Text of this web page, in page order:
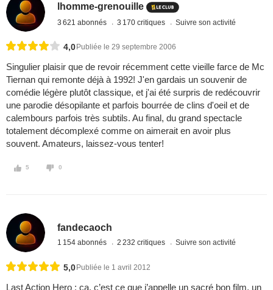
lhomme-grenouille
3 621 abonnés 3 170 critiques Suivre son activité
4,0 Publiée le 29 septembre 2006
Singulier plaisir que de revoir récemment cette vieille farce de Mc
Tiernan qui remonte déjà à 1992! J'en gardais un souvenir de
comédie légère plutôt classique, et j'ai été surpris de redécouvrir
une parodie désopilante et parfois bourrée de clins d'oeil et de
calembours parfois très subtils. Au final, du grand spectacle
totalement décomplexé comme on aimerait en avoir plus
souvent. Amateurs, laissez-vous tenter!
5 0
fandecaoch
1 154 abonnés 2 232 critiques Suivre son activité
5,0 Publiée le 1 avril 2012
Last Action Hero : ça, c’est ce que j’appelle un sacré bon film, un